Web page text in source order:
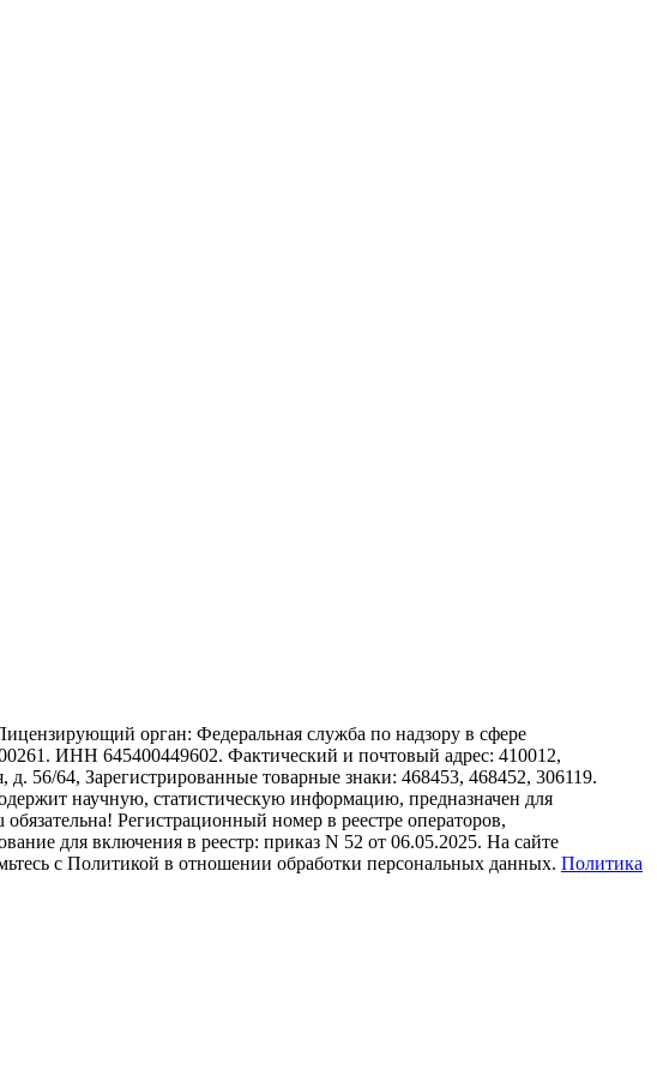
орган: Федеральная служба по надзору в сфере
ИНН 645400449602. Фактический и почтовый адрес: 410012,
56/64, Зарегистрированные товарные знаки: 468453, 468452, 306119.
научную, статистическую информацию, предназначен для
Регистрационный номер в реестре операторов,
для включения в реестр: приказ N 52 от 06.05.2025. На сайте
с Политикой в отношении обработки персональных данных. Политика